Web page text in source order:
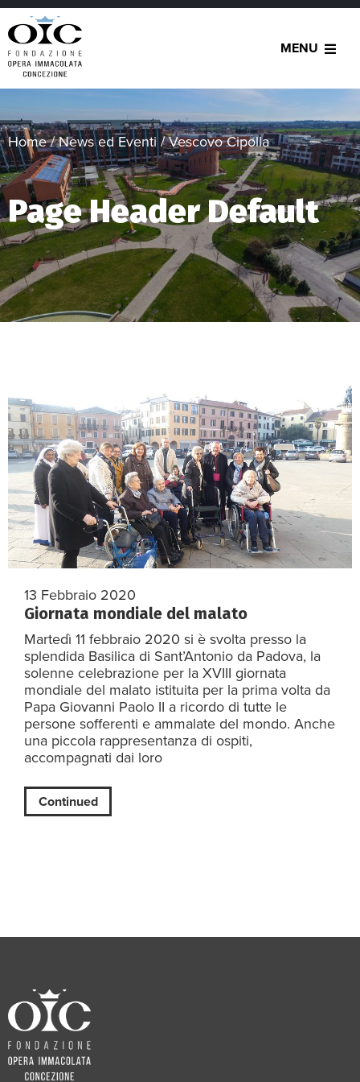
MENU
Home/News ed Eventi/Vescovo Cipolla
Page Header Default
13 Febbraio 2020
Giornata mondiale del malato
Martedì 11 febbraio 2020 si è svolta presso la
splendida Basilica di Sant’Antonio da Padova, la
solenne celebrazione per la XVIII giornata
mondiale del malato istituita per la prima volta da
Papa Giovanni Paolo II a ricordo di tutte le
persone sofferenti e ammalate del mondo. Anche
una piccola rappresentanza di ospiti,
accompagnati dai loro
Continued